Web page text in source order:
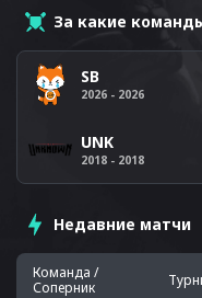
Недавние матчи
Команда /
Соперник
За какие
SB
2026 - 2026
UNK
2018 - 2018